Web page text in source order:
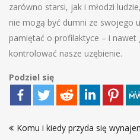
zarówno starsi, jak i młodzi
nie mogą być dumni ze swojego
pamiętać o profilaktyce – i nawet
kontrolować nasze uzębienie.
Podziel się
wpisu
Komu i kiedy przyda się